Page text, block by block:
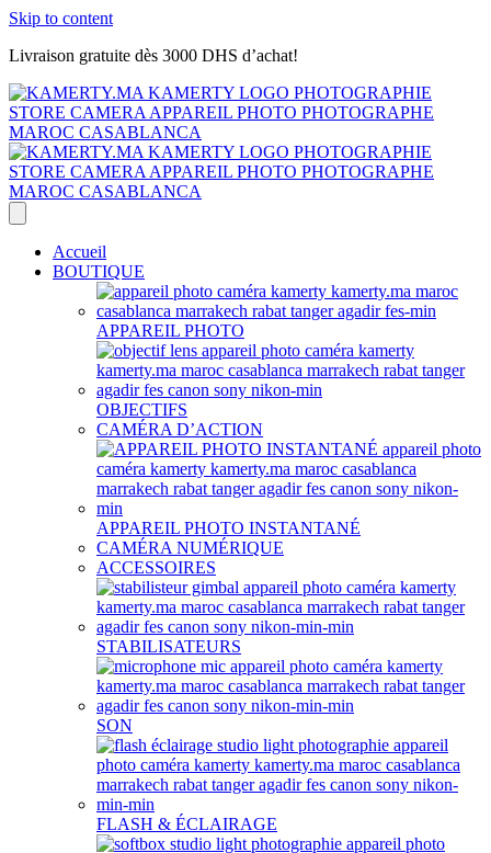
Skip to content
Livraison gratuite dès 3000 DHS d’achat!
Accueil
BOUTIQUE
APPAREIL PHOTO
OBJECTIFS
CAMÉRA D’ACTION
APPAREIL PHOTO INSTANTANÉ
CAMÉRA NUMÉRIQUE
ACCESSOIRES
STABILISATEURS
SON
FLASH & ÉCLAIRAGE